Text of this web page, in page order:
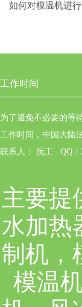
工作时间
为了避免不必要的等
工作时间，中国大陆
联系人： 阮工 QQ：
主要提
水加热
制机，
模温